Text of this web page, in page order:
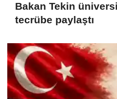
Bakan Tekin
tecrübe paylaştı